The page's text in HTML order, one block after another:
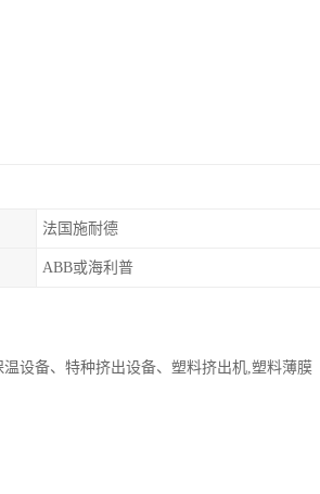
法国施耐德
ABB或海利普
设备、特种挤出设备、塑料挤出机,塑料薄膜